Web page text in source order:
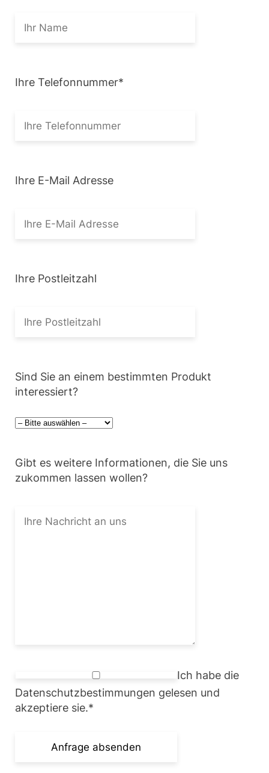
Ihre Telefonnummer*
Ihre E-Mail Adresse
Ihre Postleitzahl
Sind Sie an einem bestimmten Produkt
interessiert?
Gibt es weitere Informationen, die Sie uns
zukommen lassen wollen?
Ich habe die
Datenschutzbestimmungen gelesen und
akzeptiere sie.*